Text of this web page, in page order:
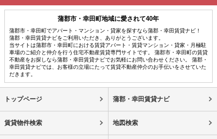
蒲郡市・幸田町地域に愛されて40年
蒲郡市・幸田町でアパート・マンション・貸家を探すなら蒲郡・幸田賃貸ナビ！
蒲郡・幸田賃貸ナビをご利用いただき、ありがとうございます。
当サイトは蒲郡市・幸田町における賃貸アパート・賃貸マンション・貸家・月極駐
車場のご紹介と仲介を行う住宅不動産賃貸専門サイトです。 蒲郡市・幸田町の賃貸
不動産をお探しなら蒲郡・幸田賃貸ナビでお気軽にお問い合わせください。 蒲郡・
幸田賃貸ナビでは、お客様の立場にたって賃貸不動産仲介のお手伝いをさせていた
だきます。
トップページ 蒲郡・幸田賃貸ナビ
賃貸物件検索 地図検索